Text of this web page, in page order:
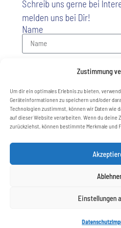
Zustimmung
Um dir ein optimales Erlebnis zu bieten,
Geräteinformationen zu speichern und/oder
Technologien zustimmst, können wir Daten wie
auf dieser Website verarbeiten. Wenn du
zurückziehst, können bestimmte Merkmale und
Einstellungen
Datenschutz
Schreib uns gerne bei
melden uns bei Dir!
Name
Nachricht
Senden